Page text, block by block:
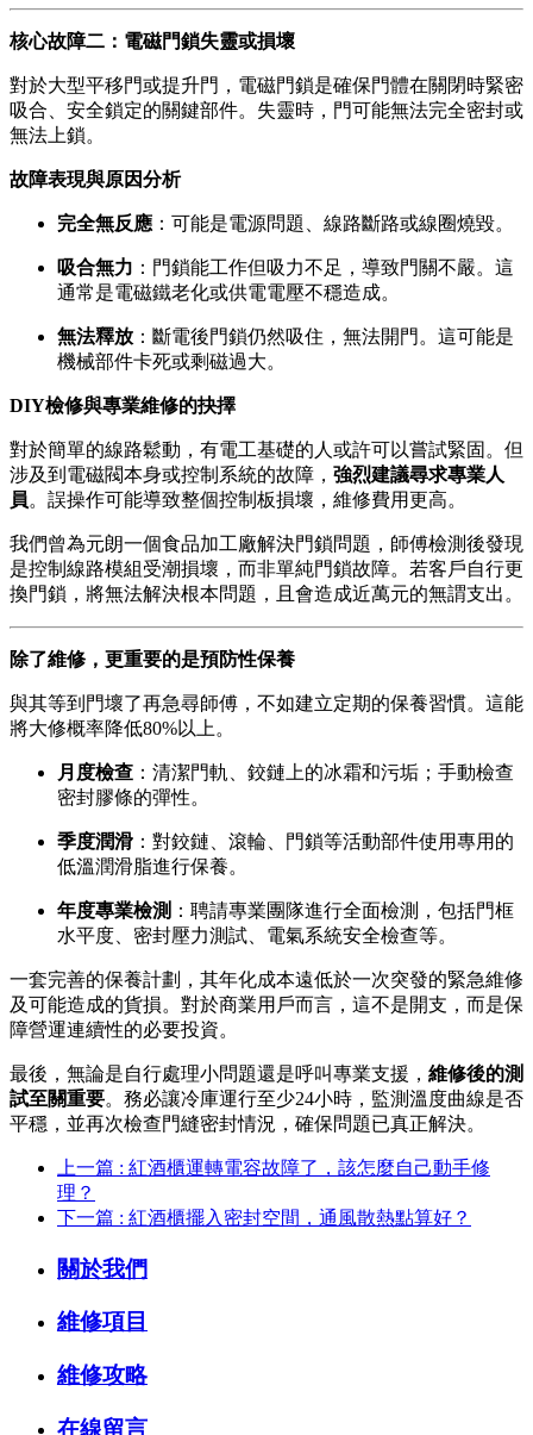
核心故障二：電磁門鎖失靈或損壞
對於大型平移門或提升門，電磁門鎖是確保門體在關閉時緊密
吸合、安全鎖定的關鍵部件。失靈時，門可能無法完全密封或
無法上鎖。
故障表現與原因分析
完全無反應 ：可能是電源問題、線路斷路或線圈燒毀。
吸合無力 ：門鎖能工作但吸力不足，導致門關不嚴。這
通常是電磁鐵老化或供電電壓不穩造成。
無法釋放 ：斷電後門鎖仍然吸住，無法開門。這可能是
機械部件卡死或剩磁過大。
DIY檢修與專業維修的抉擇
對於簡單的線路鬆動，有電工基礎的人或許可以嘗試緊固。但
涉及到電磁閥本身或控制系統的故障， 強烈建議尋求專業人
員。誤操作可能導致整個控制板損壞，維修費用更高。
我們曾為元朗一個食品加工廠解決門鎖問題，師傅檢測後發現
是控制線路模組受潮損壞，而非單純門鎖故障。若客戶自行更
換門鎖，將無法解決根本問題，且會造成近萬元的無謂支出。
除了維修，更重要的是預防性保養
與其等到門壞了再急尋師傅，不如建立定期的保養習慣。這能
將大修概率降低80%以上。
月度檢查 ：清潔門軌、鉸鏈上的冰霜和污垢；手動檢查
密封膠條的彈性。
季度潤滑 ：對鉸鏈、滾輪、門鎖等活動部件使用專用的
低溫潤滑脂進行保養。
年度專業檢測 ：聘請專業團隊進行全面檢測，包括門框
水平度、密封壓力測試、電氣系統安全檢查等。
一套完善的保養計劃，其年化成本遠低於一次突發的緊急維修
及可能造成的貨損。對於商業用戶而言，這不是開支，而是保
障營運連續性的必要投資。
最後，無論是自行處理小問題還是呼叫專業支援， 維修後的測
試至關重要。務必讓冷庫運行至少24小時，監測溫度曲線是否
平穩，並再次檢查門縫密封情況，確保問題已真正解決。
上一篇 : 紅酒櫃運轉電容故障了，該怎麼自己動手修
理？
下一篇 : 紅酒櫃擺入密封空間，通風散熱點算好？
關於我們
維修項目
維修攻略
在線留言